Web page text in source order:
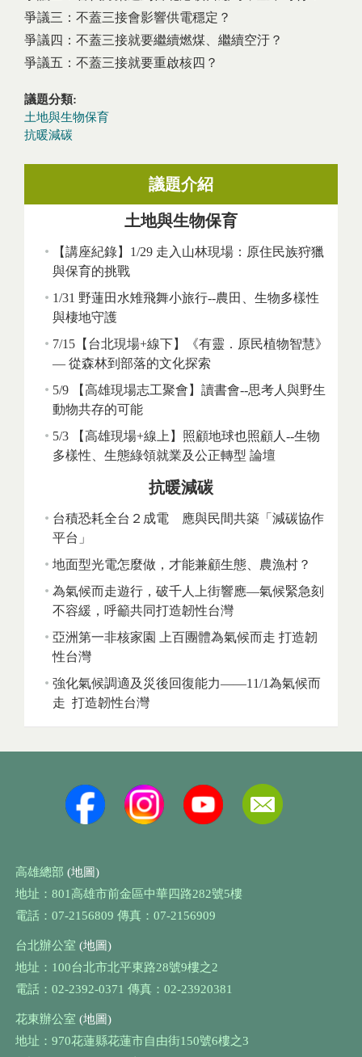
爭議三：不蓋三接會影響供電穩定？
爭議四：不蓋三接就要繼續燃煤、繼續空汙？
爭議五：不蓋三接就要重啟核四？
議題分類:
土地與生物保育
抗暖減碳
議題介紹
土地與生物保育
【講座紀錄】1/29 走入山林現場：原住民族狩獵
與保育的挑戰
1/31 野蓮田水雉飛舞小旅行--農田、生物多樣性
與棲地守護
7/15【台北現場+線下】《有靈．原民植物智慧》
— 從森林到部落的文化探索
5/9 【高雄現場志工聚會】讀書會--思考人與野生
動物共存的可能
5/3 【高雄現場+線上】照顧地球也照顧人--生物
多樣性、生態綠領就業及公正轉型 論壇
抗暖減碳
台積恐耗全台２成電 應與民間共築「減碳協作
平台」
地面型光電怎麼做，才能兼顧生態、農漁村？
為氣候而走遊行，破千人上街響應—氣候緊急刻
不容緩，呼籲共同打造韌性台灣
亞洲第一非核家園 上百團體為氣候而走 打造韌
性台灣
強化氣候調適及災後回復能力——11/1為氣候而
走 打造韌性台灣
高雄總部 (地圖)
地址：801高雄市前金區中華四路282號5樓
電話：07-2156809 傳真：07-2156909
台北辦公室 (地圖)
地址：100台北市北平東路28號9樓之2
電話：02-2392-0371 傳真：02-23920381
花東辦公室 (地圖)
地址：970花蓮縣花蓮市自由街150號6樓之3